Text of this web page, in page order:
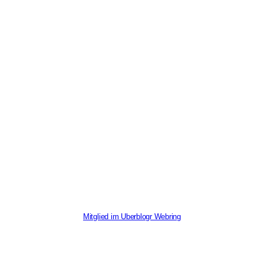
Mitglied im Uberblogr Webring